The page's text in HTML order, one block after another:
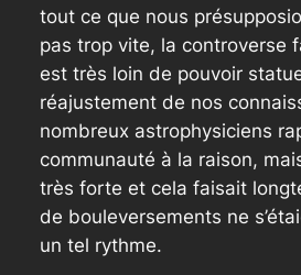
tout ce que nous
pas trop vite, la controverse
est très loin de pouvoir
réajustement de nos
nombreux astrophysiciens
communauté à la raison,
très forte et cela faisait
de bouleversements ne
un tel rythme.